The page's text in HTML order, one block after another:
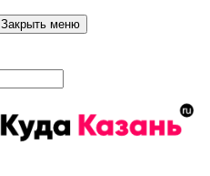
Закрыть меню